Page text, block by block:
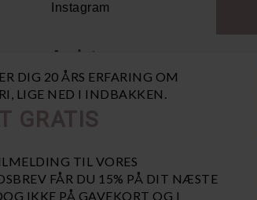
DIG 20 ÅRS ERFARING OM
LIGE NED I INDBAKKEN.
GRATIS
TIL VORES
FÅR DU 15% PÅ DIT NÆSTE
IKKE PÅ GAVEKORT OG I
Instagram
Andet
Handelsbetingelser
Åbn GDPR-popup